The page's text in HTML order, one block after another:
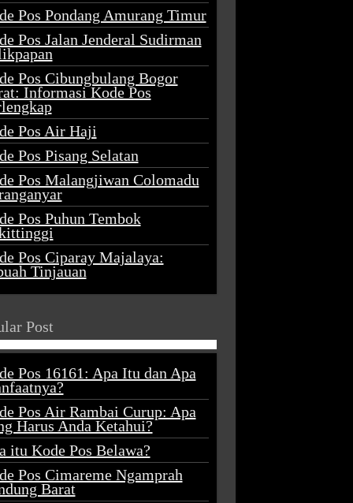
Pos Pondang Amurang Timur
Pos Jalan Jenderal Sudirman
Pos Cibungbulang Bogor
Informasi Kode Pos
Pos Air Haji
Pos Pisang Selatan
Pos Malangjiwan Colomadu
Pos Puhun Tembok
Pos Ciparay Majalaya:
Tinjauan
Post
Pos 16161: Apa Itu dan Apa
Pos Air Rambai Curup: Apa
Harus Anda Ketahui?
itu Kode Pos Belawa?
Pos Cimareme Ngamprah
Barat